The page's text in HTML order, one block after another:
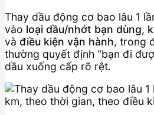
Thay dầu động cơ bao lâu 1
vào loại dầu/nhớt bạn dùng,
và điều kiện vận hành, trong
thường quyết định “bạn đi
dầu xuống cấp rõ rệt.